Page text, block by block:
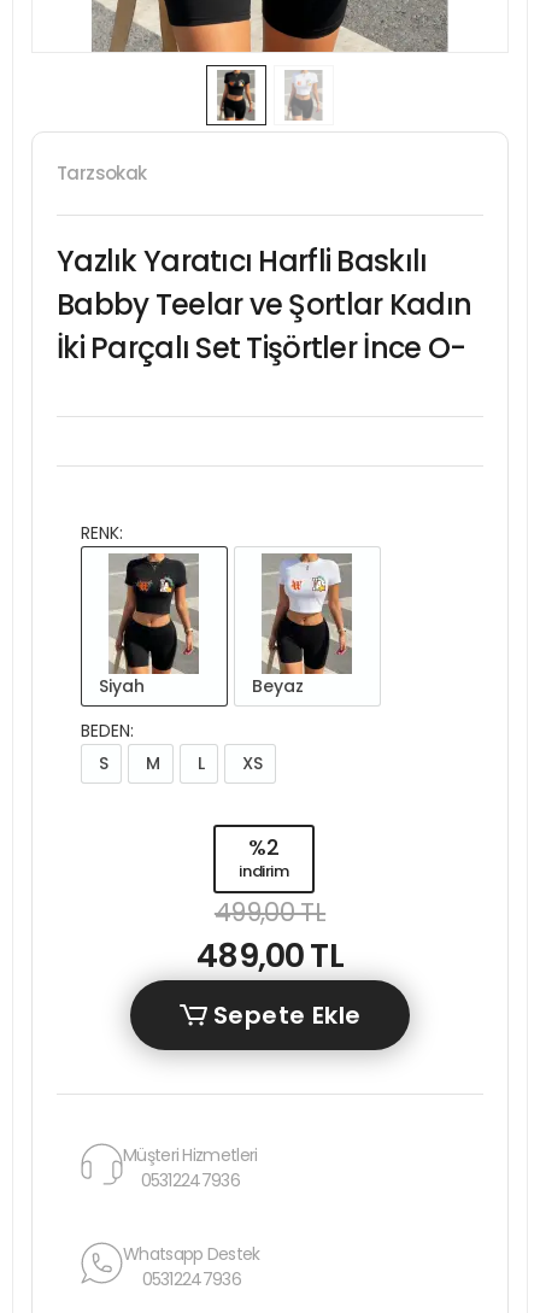
Tarzsokak
Yazlık Yaratıcı Harfli Baskılı
Babby Teelar ve Şortlar Kadın
İki Parçalı Set Tişörtler İnce O-
RENK:
Siyah
Beyaz
BEDEN:
S
M L XS
%2
indirim
499,00 TL
489,00 TL
Sepete Ekle
Müşteri Hizmetleri
05312247936
Whatsapp Destek
05312247936